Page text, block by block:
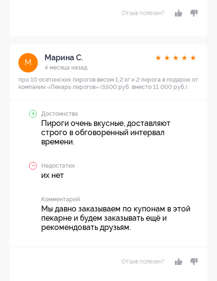
Отзыв полезен?
М
Марина С.
4 месяца назад
★ ★ ★ ★ ★
про 10 осетинских пирогов весом 1,2 кг и 2 пирога в подарок от
компании «Пекарь пирогов» (5500 руб. вместо 11 000 руб.)
Достоинства
Пироги очень вкусные, доставляют
строго в обговоренный интервал
времени.
Недостатки
их нет
Комментарий
Мы давно заказываем по купонам в этой
пекарне и будем заказывать ещё и
рекомендовать друзьям.
Отзыв полезен?